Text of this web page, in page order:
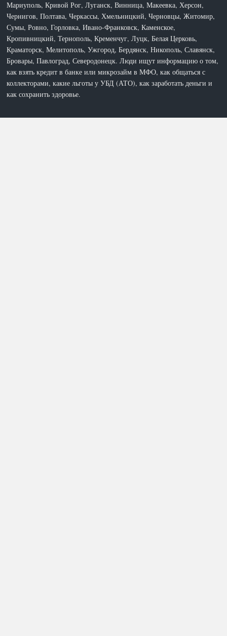
Мариуполь, Кривой Рог, Луганск, Винница, Макеевка, Херсон,
Чернигов, Полтава, Черкассы, Хмельницкий, Черновцы, Житомир,
Сумы, Ровно, Горловка, Ивано-Франковск, Каменское,
Кропивницкий, Тернополь, Кременчуг, Луцк, Белая Церковь,
Краматорск, Мелитополь, Ужгород, Бердянск, Никополь, Славянск,
Бровары, Павлоград, Северодонецк. Люди ищут информацию о том,
как взять кредит в банке или микрозайм в МФО, как общаться с
коллекторами, какие льготы у УБД (АТО), как заработать деньги и
как сохранить здоровье.